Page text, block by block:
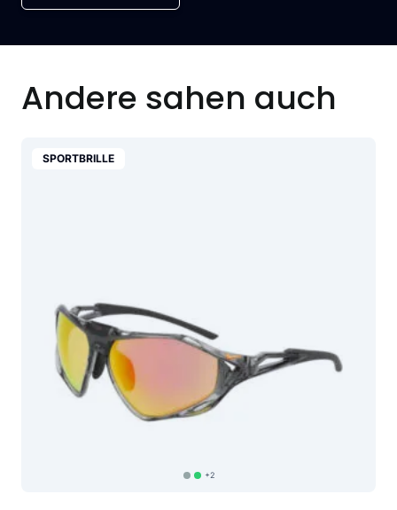
Andere sahen auch
SPORTBRILLE
+2